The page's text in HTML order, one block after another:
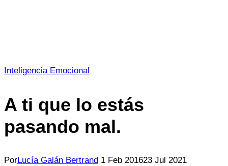
Inteligencia Emocional
A ti que lo estás
pasando mal.
PorLucía Galán Bertrand 1 Feb 201623 Jul 2021